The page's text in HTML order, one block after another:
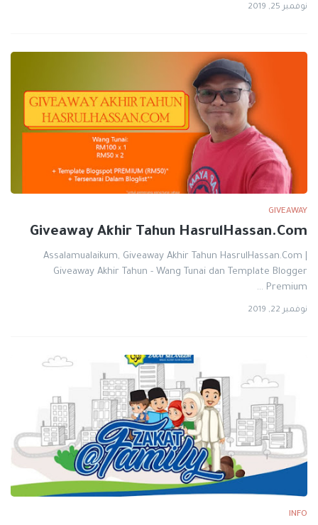
نوفمبر 25, 2019
GIVEAWAY
Giveaway Akhir Tahun HasrulHassan.Com
Assalamualaikum, Giveaway Akhir Tahun HasrulHassan.Com |
Giveaway Akhir Tahun - Wang Tunai dan Template Blogger
Premium …
نوفمبر 22, 2019
INFO